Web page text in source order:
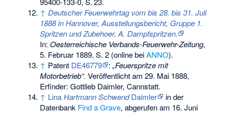
↑ Deutscher Feuerwehrtag vom bis 28. bis 31. Juli
1888 in Hannover, Ausstellungsbericht, Gruppe 1.
Spritzen und Zubehoer, A. Dampfspritzen.
In:Oesterreichische Verbands-Feuerwehr-Zeitung,
5. Februar 1889, S. 2 (online beiANNO).
↑ Patent DE46779 :„Feuerspritze mit
Motorbetrieb“. Veröffentlicht am29. Mai 1888,
Erfinder: Gottlieb Daimler, Cannstatt.
↑ LinaHartmann SchwendDaimler
in der
Datenbank Find a Grave, abgerufen am 16. Juni